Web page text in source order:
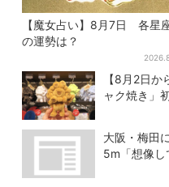
【魔女占い】8月7日 各星
の運勢は？
【8月2日
ャク焼き」
大阪・梅田
5m「想像